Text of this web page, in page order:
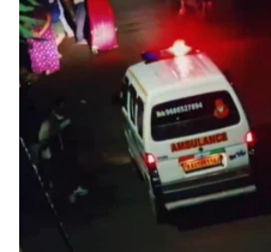
ಸೆರೆಹಿಡಿಯಲಾಗಿದೆ ಎಂಬುದು
ವಿಡಿಯೋ 2019 ರಿಂದಲೂ
ಫಾರ್ಮುಲಾ ರೇಸರ್‌ಗೆ
ಹಾಲು ಮಾರಾಟಗಾರ:
RECOMMENDED STORIES